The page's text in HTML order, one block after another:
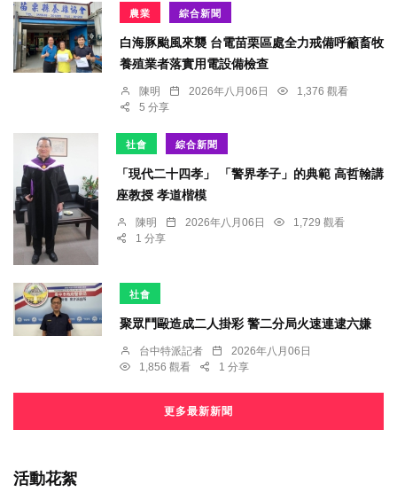
農業 綜合新聞
白海豚颱風來襲 台電苗栗區處全力戒備呼籲畜牧
養殖業者落實用電設備檢查
陳明 2026年八月06日
1,376 觀看
5 分享
社會 綜合新聞
「現代二十四孝」 「警界孝子」的典範 高哲翰講
座教授 孝道楷模
陳明 2026年八月06日
1,729 觀看
1 分享
社會
聚眾鬥毆造成二人掛彩 警二分局火速連逮六嫌
台中特派記者
2026年八月06日
1,856 觀看
1 分享
更多最新新聞
活動花絮